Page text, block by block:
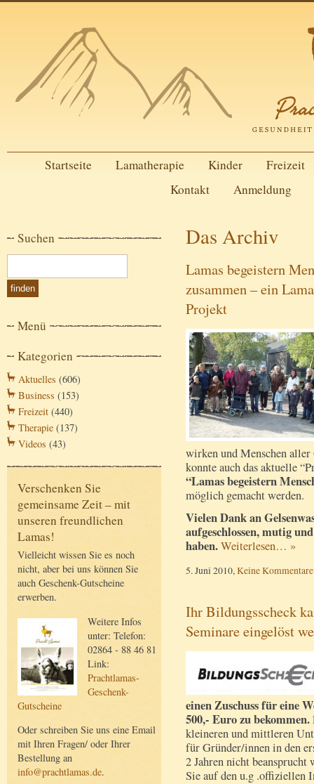
Startseite Lamatherapie Kinder
Freizeit
Kontakt
Anmeldung
Suchen
Menü
Kategorien
Aktuelles (606)
Business (153)
Freizeit (440)
Therapie (137)
Videos (43)
Verschenken Sie
gemeinsame Zeit – mit
unseren freundlichen
Lamas!
Vielleicht wissen Sie es noch
nicht, aber bei uns können Sie
auch Geschenk-Gutscheine
erwerben.
Weitere Infos
unter: Telefon:
02864 - 88 46 81
Link:
Prachtlamas-
Geschenk-
Gutscheine
Oder schreiben Sie uns eine Email
mit Ihren Fragen/ oder Ihrer
Bestellung an
info@prachtlamas.de.
Das Archiv
Lamas begeistern
zusammen – ein
Projekt
wirken und Menschen
konnte auch das aktuelle
“Lamas begeistern
möglich gemacht werden.
Vielen Dank an
aufgeschlossen, mutig
haben.Weiterlesen… »
5. Juni 2010,Keine Kommentare
Ihr Bildungsscheck
Seminare eingelöst
einen Zuschuss für eine
500,- Euro zu bekommen.
kleineren und mittleren
für Gründer/innen in den
2 Jahren nicht beansprucht
Sie auf den u.g .offiziellen